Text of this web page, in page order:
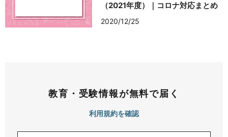
（2021年度）｜コロナ対応まとめ
2020/12/25
教育・受験情報が無料で届く
利用規約を確認